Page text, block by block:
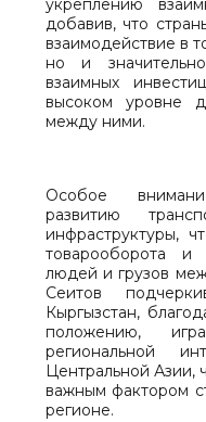
укреплению
добавив, что
взаимодействие в
но и
взаимных
высоком уровне
между ними.
Особое
развитию
инфраструктуры,
товарооборота и
людей и грузов
Сеитов
Кыргызстан,
положению,
региональной
Центральной Азии,
важным фактором
регионе.